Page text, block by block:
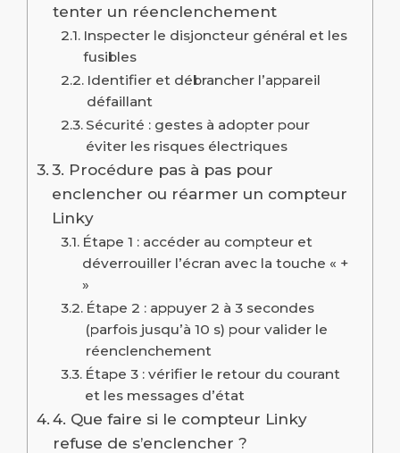
tenter un réenclenchement
Inspecter le disjoncteur général et les
fusibles
Identifier et débrancher l’appareil
défaillant
Sécurité : gestes à adopter pour
éviter les risques électriques
3. Procédure pas à pas pour
enclencher ou réarmer un compteur
Linky
Étape 1 : accéder au compteur et
déverrouiller l’écran avec la touche « +
»
Étape 2 : appuyer 2 à 3 secondes
(parfois jusqu’à 10 s) pour valider le
réenclenchement
Étape 3 : vérifier le retour du courant
et les messages d’état
4. Que faire si le compteur Linky
refuse de s’enclencher ?